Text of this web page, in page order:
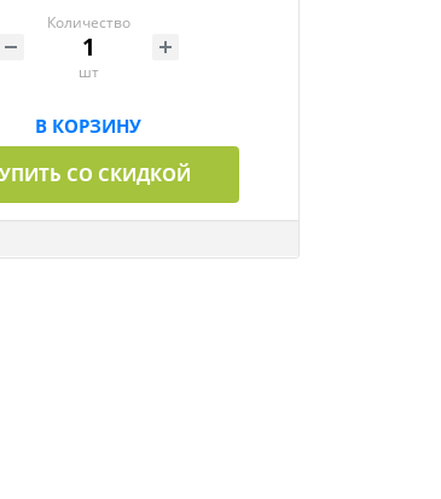
Количество
шт
В КОРЗИНУ
СО СКИДКОЙ